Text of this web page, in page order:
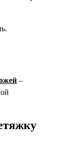
–